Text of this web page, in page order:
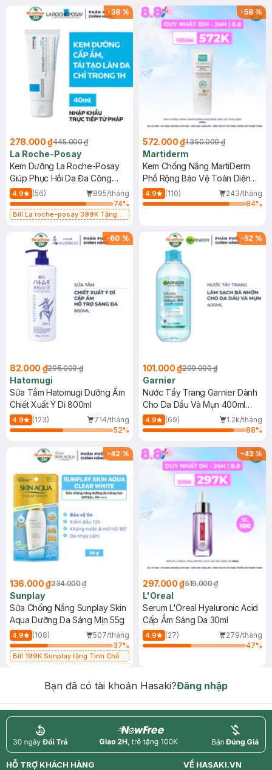
-38 %
278.000 ₫445.000 ₫
La Roche-Posay
Kem Dưỡng La Roche-Posay
Giúp Phục Hồi Da Đa Công
Dụng 40ml
4.9 (56)
895/tháng
74%
Bill La roche-posay 399K Tặng
(SL có hạn)
-58%
572.000 ₫1.350.000 ₫
Martiderm
Kem Chống Nắng MartiDerm
Phổ Rộng Bảo Vệ Toàn Diện
40ml
4.9 (110)
243/tháng
84%
-60 %
82.000 ₫205.000 ₫
Hatomugi
Sữa Tắm Hatomugi Dưỡng Ẩm
Chiết Xuất Ý Dĩ 800ml
4.9 (123)
714/tháng
52%
-52 %
101.000 ₫209.000 ₫
Garnier
Nước Tẩy Trang Garnier Dành
Cho Da Dầu Và Mụn 400ml
(Mới)
4.9 (69)
1.2k/tháng
88%
-42 %
136.000 ₫234.000 ₫
Sunplay
Sữa Chống Nắng Sunplay Skin
Aqua Dưỡng Da Sáng Mịn 55g
4.9 (108)
507/tháng
37%
Bill 199K Sunplay tặng Tinh Chất
-43%
297.000 ₫519.000 ₫
L'Oreal
Serum L'Oreal Hyaluronic Acid
Cấp Ẩm Sáng Da 30ml
4.9 (27)
279/tháng
47%
Bạn đã có tài khoản Hasaki?Đăng nhập
return nowfree price
HỖ TRỢ KHÁCH HÀNG
VỀ HASAKI.VN